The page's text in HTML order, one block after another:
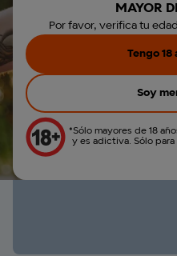
MAYOR
Por favor, verifica tu
Soy
Tengo 18
*Sólo mayores de 18
y es adictiva. Sólo